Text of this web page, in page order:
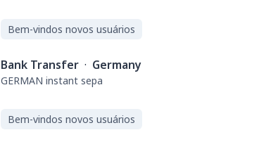
Bem-vindos novos usuários
Bank Transfer · Germany
GERMAN instant sepa
Bem-vindos novos usuários